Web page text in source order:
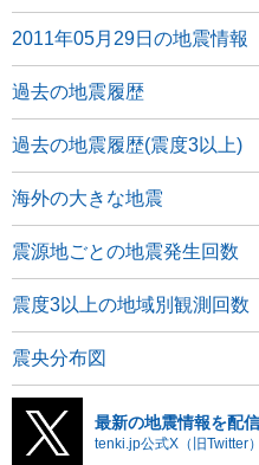
2011年05月29日の地震情報
過去の地震履歴
過去の地震履歴(震度3以上)
海外の大きな地震
震源地ごとの地震発生回数
震度3以上の地域別観測回数
震央分布図
最新の地震情報を配信
tenki.jp公式X（旧Twitter